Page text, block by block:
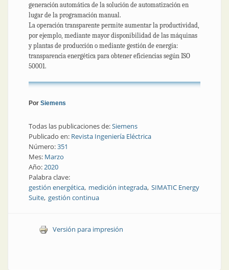
generación automática de la solución de automatización en
lugar de la programación manual.
La operación transparente permite aumentar la productividad,
por ejemplo, mediante mayor disponibilidad de las máquinas
y plantas de producción o mediante gestión de energía:
transparencia energética para obtener eficiencias según ISO
50001.
Por Siemens
Todas las publicaciones de:Siemens
Publicado en: Revista Ingeniería Eléctrica
Número:351
Mes: Marzo
Año: 2020
Palabra clave:
gestión energética medición integrada SIMATIC Energy
Suite gestión continua
Versión para impresión